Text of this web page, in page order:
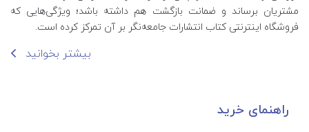
مشتریان برساند و ضمانت بازگشت هم داشته باشد؛ ویژگی‌هایی که
فروشگاه اینترنتی کتاب انتشارات جامعه‌نگر بر آن تمرکز کرده است.
بیشتر بخوانید
راهنمای خرید